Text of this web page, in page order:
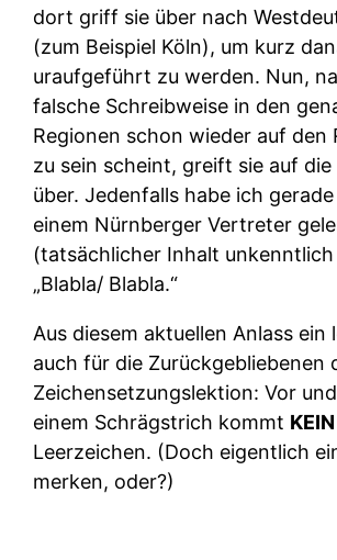
dort griff sie über nach
(zum Beispiel Köln), um kurz
uraufgeführt zu werden. Nun,
falsche Schreibweise in den
Regionen schon wieder auf den
zu sein scheint, greift sie auf die
über. Jedenfalls habe ich
einem Nürnberger Vertreter
(tatsächlicher Inhalt
„Blabla/ Blabla.“
Aus diesem aktuellen Anlass ein
auch für die Zurückgebliebenen
Zeichensetzungslektion: Vor
einem Schrägstrich kommt KEIN
Leerzeichen. (Doch eigentlich
merken, oder?)